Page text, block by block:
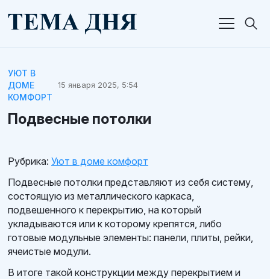
УЮТ В
ДОМЕ
КОМФОРТ
15 января 2025, 5:54
Подвесные потолки
Рубрика: Уют в доме комфорт
Подвесные потолки представляют из себя систему,
состоящую из металлического каркаса,
подвешенного к перекрытию, на который
укладываются или к которому крепятся, либо
готовые модульные элементы: панели, плиты, рейки,
ячеистые модули.
В итоге такой конструкции между перекрытием и